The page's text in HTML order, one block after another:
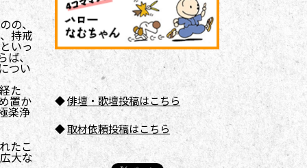
の、
持戒
いっ
ば、
つい
た
置か
楽浄
たこ
大な
◆俳壇・歌壇投稿はこちら
◆取材依頼投稿はこちら